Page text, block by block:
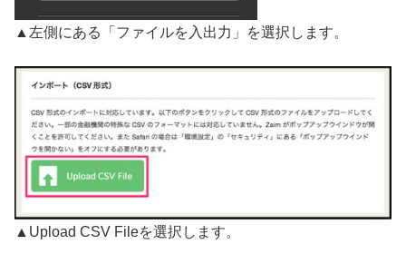
▲左側にある「ファイルを入出力」を選択します。
▲Upload CSV Fileを選択します。